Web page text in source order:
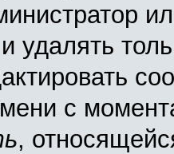
и удалять
с
,